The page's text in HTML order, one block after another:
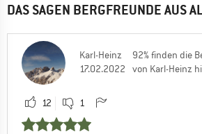
DAS SAGEN BERGFREUNDE AUS
Karl-Heinz
17.02.2022
92% finden die
von Karl-Heinz
12 1